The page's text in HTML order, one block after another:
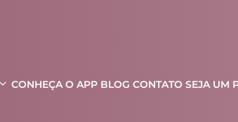
CONHEÇA O APP BLOG CONTATO SEJA UM